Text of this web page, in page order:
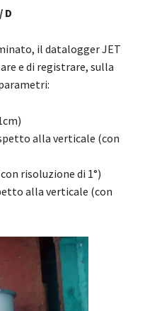
D
il datalogger JET
e di registrare, sulla
alla verticale (con
risoluzione di 1°)
alla verticale (con